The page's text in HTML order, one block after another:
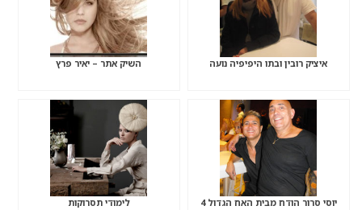
איציק רובין ובתו היפיפיה נועה השיק אתר – יאיר פרץ
יוסי סרור הודח מבית האח הגדול 4 לימודי תסרוקות